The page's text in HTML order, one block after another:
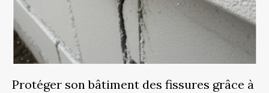
Protéger son bâtiment des fissures grâce à